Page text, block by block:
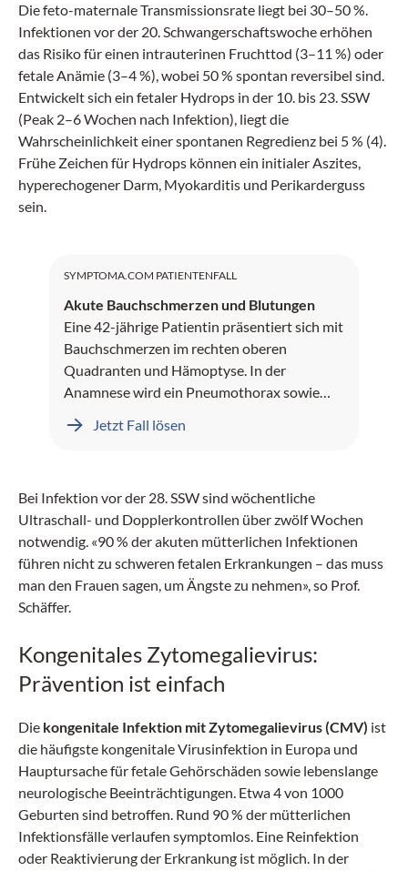
Die feto-maternale Transmissionsrate liegt bei 30–50 %.
Infektionen vor der 20. Schwangerschaftswoche erhöhen
das Risiko für einen intrauterinen Fruchttod (3–11 %) oder
fetale Anämie (3–4 %), wobei 50 % spontan reversibel sind.
Entwickelt sich ein fetaler Hydrops in der 10. bis 23. SSW
(Peak 2–6 Wochen nach Infektion), liegt die
Wahrscheinlichkeit einer spontanen Regredienz bei 5 % (4).
Frühe Zeichen für Hydrops können ein initialer Aszites,
hyperechogener Darm, Myokarditis und Perikarderguss
sein.
SYMPTOMA.COM PATIENTENFALL
Akute Bauchschmerzen und Blutungen
Eine 42-jährige Patientin präsentiert sich mit
Bauchschmerzen im rechten oberen
Quadranten und Hämoptyse. In der
Anamnese wird ein Pneumothorax sowie
Jetzt Fall lösen
Bei Infektion vor der 28. SSW sind wöchentliche
Ultraschall- und Dopplerkontrollen über zwölf Wochen
notwendig. «90 % der akuten mütterlichen Infektionen
führen nicht zu schweren fetalen Erkrankungen – das muss
man den Frauen sagen, um Ängste zu nehmen», so Prof.
Schäffer.
Kongenitales Zytomegalievirus:
Prävention ist einfach
Die kongenitale Infektion mit Zytomegalievirus (CMV) ist
die häufigste kongenitale Virusinfektion in Europa und
Hauptursache für fetale Gehörschäden sowie lebenslange
neurologische Beeinträchtigungen. Etwa 4 von 1000
Geburten sind betroffen. Rund 90 % der mütterlichen
Infektionsfälle verlaufen symptomlos. Eine Reinfektion
oder Reaktivierung der Erkrankung ist möglich. In der